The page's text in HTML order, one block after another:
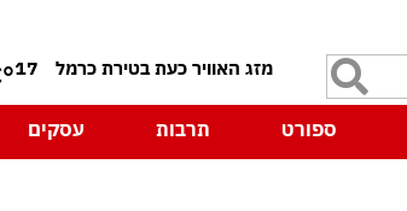
17
°C
ספורט תרבות עסקים